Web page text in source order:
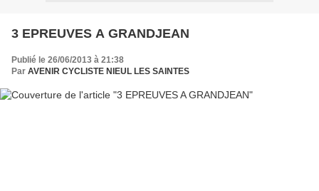
3 EPREUVES A GRANDJEAN
Publié le 26/06/2013 à 21:38
Par AVENIR CYCLISTE NIEUL LES SAINTES